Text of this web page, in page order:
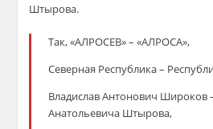
Штырова.
Так, «АЛРОСЕВ» – «АЛРОСА»,
Северная Республика –
Владислав Антонович Широков
Анатольевича Штырова,